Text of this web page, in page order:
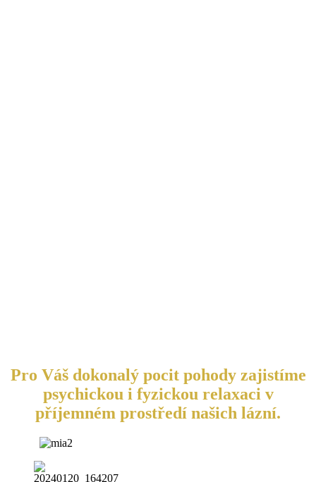
Pro Váš dokonalý pocit pohody zajistíme
psychickou i fyzickou relaxaci v
příjemném prostředí našich lázní.